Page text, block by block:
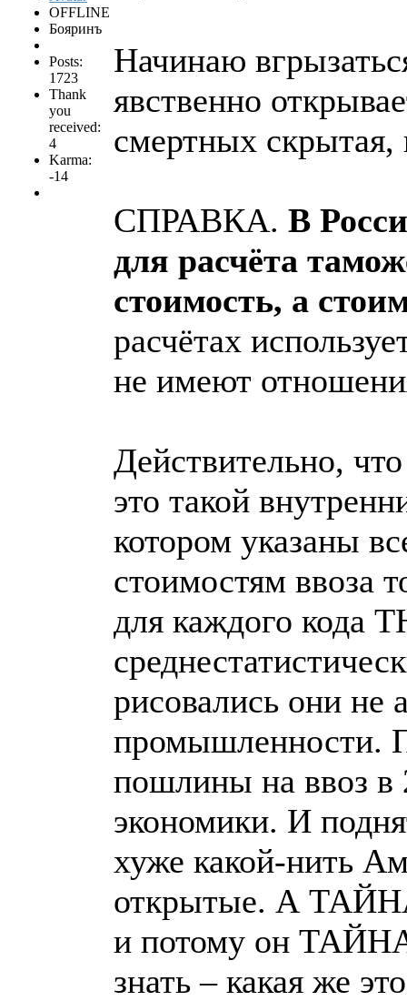
OFFLINE
Бояринъ
Posts:
1723
Thank
you
received:
4
Karma:
-14
Начинаю
явственно
смертных
СПРАВКА. В
для расчёта
стоимость, а
расчётах
не имеют
Действительно,
это такой
котором указаны
стоимостям ввоза
для каждого кода
рисовались они не
промышленности.
пошлины на ввоз в
экономики. И
хуже какой-нить
открытые. А
и потому он
знать – какая же